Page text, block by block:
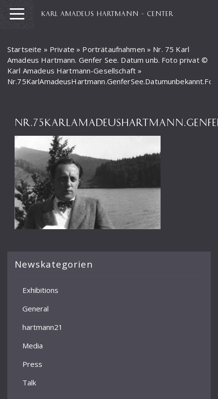
KARL AMADEUS HARTMANN – CENTER
Startseite » Private » Porträtaufnahmen » Nr. 75 Karl
Amadeus Hartmann. Genfer See. Datum unb. Foto privat ©
Karl Amadeus Hartmann-Gesellschaft »
Newskategorien
Exhibitions
General
hartmann21
Media
Press
Talk